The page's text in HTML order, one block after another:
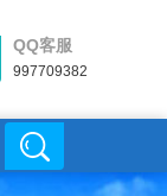
QQ客服
997709382